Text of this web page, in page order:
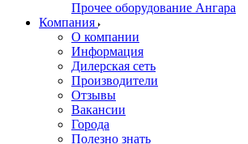
Прочее оборудование Ангара
Компания
О компании
Информация
Дилерская сеть
Производители
Отзывы
Вакансии
Города
Полезно знать